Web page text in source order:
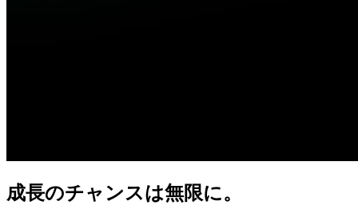
成長のチャンスは無限に。